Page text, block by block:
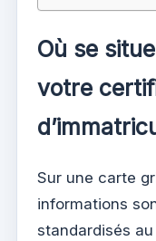
Où se
votre
Sur une carte
informations
standardisés